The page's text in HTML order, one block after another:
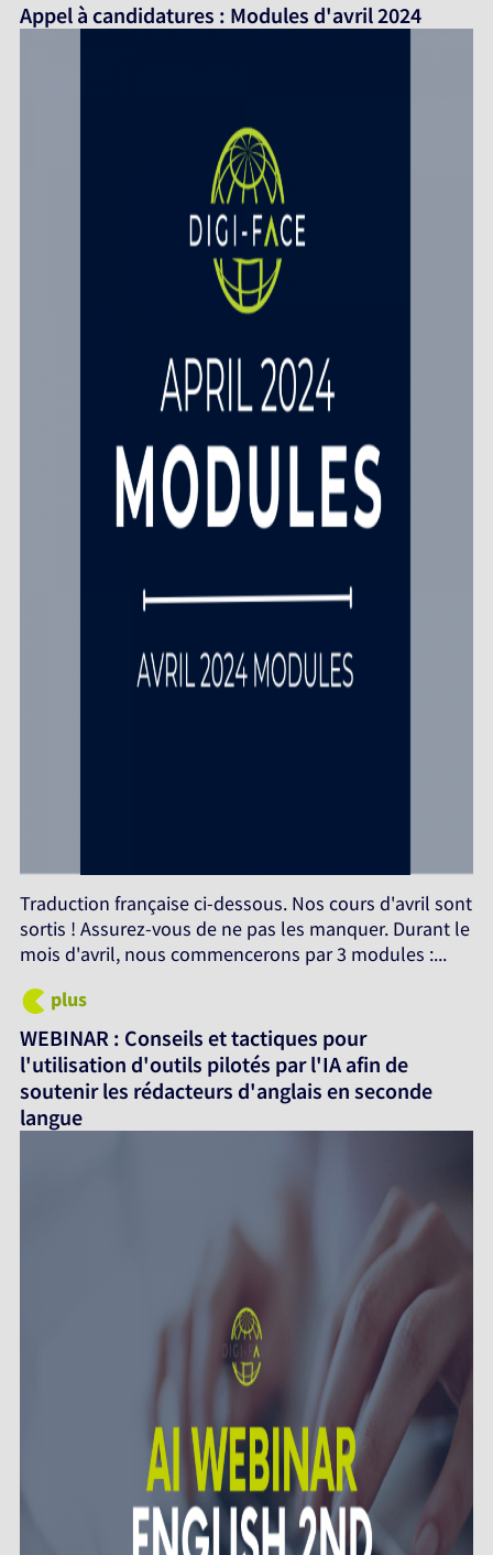
Appel à candidatures : Modules d'avril 2024
Traduction française ci-dessous. Nos cours d'avril sont
sortis ! Assurez-vous de ne pas les manquer. Durant le
mois d'avril, nous commencerons par 3 modules :...
plus
WEBINAR : Conseils et tactiques pour
l'utilisation d'outils pilotés par l'IA afin de
soutenir les rédacteurs d'anglais en seconde
langue